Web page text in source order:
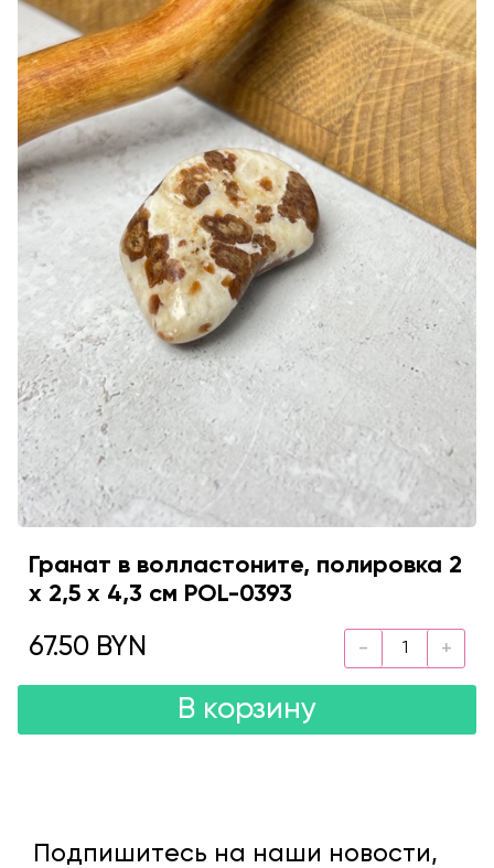
Гранат в волластоните, полировка 2
х 2,5 х 4,3 см POL-0393
67.50 BYN
В корзину
Подпишитесь на наши новости,